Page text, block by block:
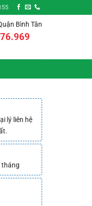
Bình Tân
lý liên hệ
tháng